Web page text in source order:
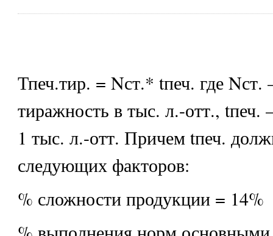
Тпеч.тир. = Nст.* tпеч. где Nст.
тиражность в тыс. л.-отт., tпеч.
1 тыс. л.-отт. Причем tпеч.
следующих факторов:
% сложности продукции = 14%